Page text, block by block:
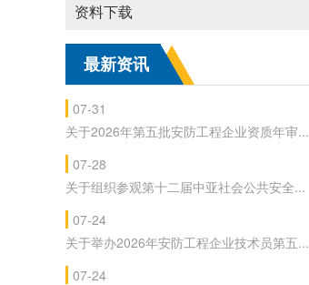
资料下载
最新资讯
07-31
关于2026年第五批安防工程企业资质年审...
07-28
关于组织参观第十二届中亚社会公共安全...
07-24
关于举办2026年安防工程企业技术员第五...
07-24